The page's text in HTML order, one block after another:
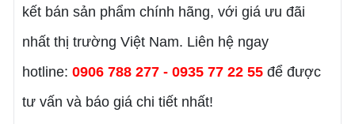
kết bán sản phẩm chính hãng, với giá ưu đãi
nhất thị trường Việt Nam. Liên hệ ngay
hotline: 0906 788 277 - 0935 77 22 55 để được
tư vấn và báo giá chi tiết nhất!